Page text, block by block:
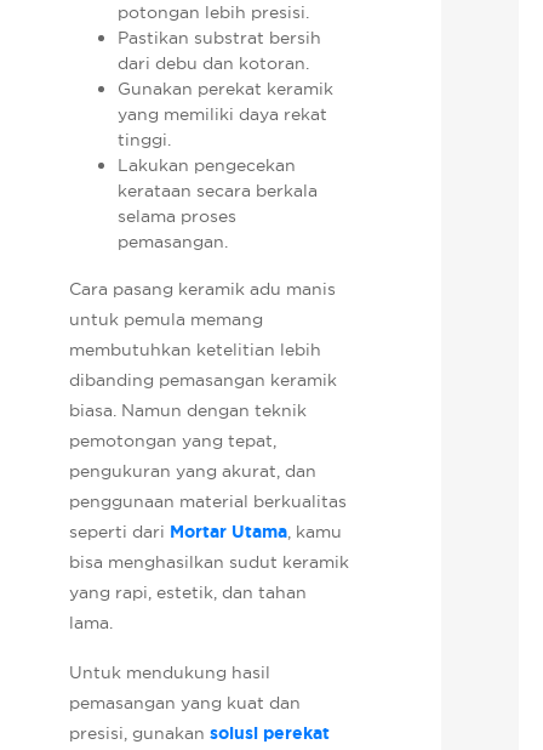
potongan lebih presisi.
Pastikan substrat bersih
dari debu dan kotoran.
Gunakan perekat keramik
yang memiliki daya rekat
tinggi.
Lakukan pengecekan
kerataan secara berkala
selama proses
pemasangan.
Cara pasang keramik adu manis
untuk pemula memang
membutuhkan ketelitian lebih
dibanding pemasangan keramik
biasa. Namun dengan teknik
pemotongan yang tepat,
pengukuran yang akurat, dan
penggunaan material berkualitas
seperti dari Mortar Utama, kamu
bisa menghasilkan sudut keramik
yang rapi, estetik, dan tahan
lama.
Untuk mendukung hasil
pemasangan yang kuat dan
presisi, gunakan solusi perekat